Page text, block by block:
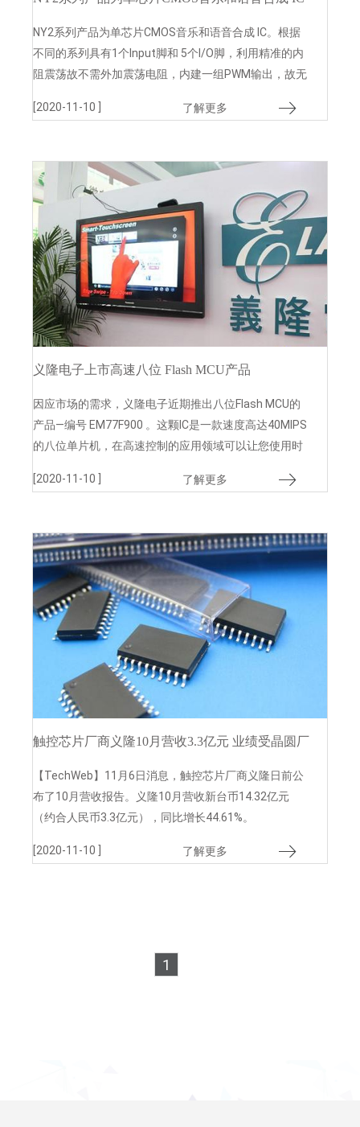
NY2系列产品为单芯片CMOS音乐和语音合成 IC。根据
不同的系列具有1个Input脚和 5个I/O脚，利用精准的内
阻震荡故不需外加震荡电阻，内建一组PWM输出，故无
了解更多
[2020-11-10 ]
义隆电子上市高速八位 Flash MCU产品
因应市场的需求，义隆电子近期推出八位Flash MCU的
产品—编号 EM77F900 。这颗IC是一款速度高达40MIPS
的八位单片机，在高速控制的应用领域可以让您使用时
了解更多
[2020-11-10 ]
触控芯片厂商义隆10月营收3.3亿元 业绩受晶圆厂
【TechWeb】11月6日消息，触控芯片厂商义隆日前公
布了10月营收报告。义隆10月营收新台币14.32亿元
（约合人民币3.3亿元），同比增长44.61%。
了解更多
[2020-11-10 ]
1